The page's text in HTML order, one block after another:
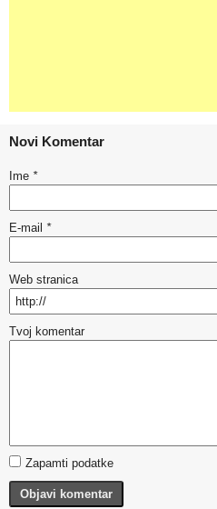
Novi Komentar
Ime *
E-mail *
Web stranica
Tvoj komentar
Zapamti podatke
Objavi komentar